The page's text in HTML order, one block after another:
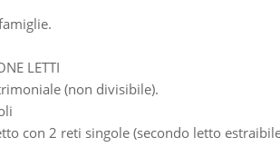
LETTI
(non divisibile).
con 2 reti singole (secondo letto